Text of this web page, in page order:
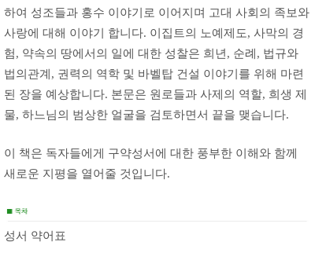
하여 성조들과 홍수 이야기로 이어지며 고대 사회의 족보와
사랑에 대해 이야기 합니다. 이집트의 노예제도, 사막의 경
험, 약속의 땅에서의 일에 대한 성찰은 희년, 순례, 법규와
법의관계, 권력의 역학 및 바벨탑 건설 이야기를 위해 마련
된 장을 예상합니다. 본문은 원로들과 사제의 역할, 희생 제
물, 하느님의 범상한 얼굴을 검토하면서 끝을 맺습니다.
이 책은 독자들에게 구약성서에 대한 풍부한 이해와 함께
새로운 지평을 열어줄 것입니다.
성서 약어표